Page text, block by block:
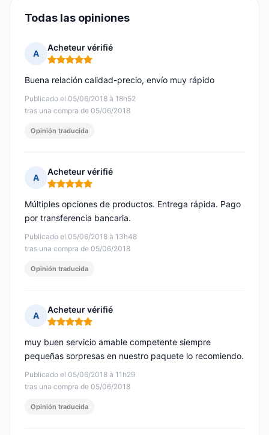
Todas las opiniones
A
Acheteur vérifié
Nota: 5 de 5
Publicado el 05/06/2018 à 18h52
tras una compra de 05/06/2018
Buena relación calidad-precio, envío muy rápido
Opinión traducida
A
Acheteur vérifié
Nota: 5 de 5
Publicado el 05/06/2018 à 13h48
tras una compra de 05/06/2018
Múltiples opciones de productos. Entrega rápida. Pago
por transferencia bancaria.
Opinión traducida
A
Acheteur vérifié
Nota: 5 de 5
Publicado el 05/06/2018 à 11h29
tras una compra de 05/06/2018
muy buen servicio amable competente siempre
pequeñas sorpresas en nuestro paquete lo recomiendo.
Opinión traducida